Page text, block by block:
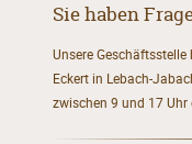
Sie haben
Unsere
Eckert in Lebach-
zwischen 9 und 17 Uhr